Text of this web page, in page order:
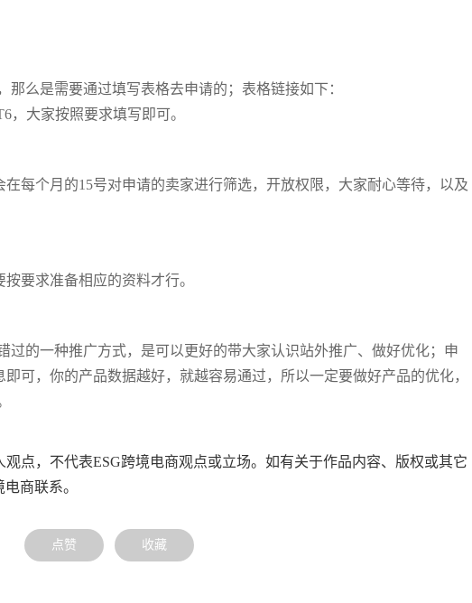
么是需要通过填写表格去申请的；表格链接如下：
，大家按照要求填写即可。
每个月的15号对申请的卖家进行筛选，开放权限，大家耐心等待，以及
要求准备相应的资料才行。
过的一种推广方式，是可以更好的带大家认识站外推广、做好优化；申
可，你的产品数据越好，就越容易通过，所以一定要做好产品的优化，
点，不代表ESG跨境电商观点或立场。如有关于作品内容、版权或其它
商联系。
点赞 收藏